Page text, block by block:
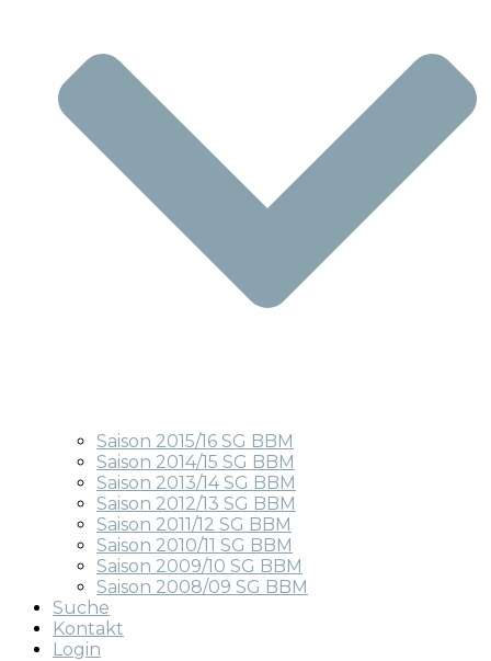
Saison 2015/16 SG BBM
Saison 2014/15 SG BBM
Saison 2013/14 SG BBM
Saison 2012/13 SG BBM
Saison 2011/12 SG BBM
Saison 2010/11 SG BBM
Saison 2009/10 SG BBM
Saison 2008/09 SG BBM
Suche
Kontakt
Login